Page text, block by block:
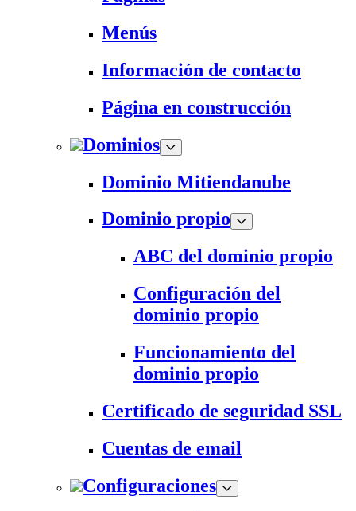
Menús
Información de contacto
Página en construcción
Dominios
Dominio Mitiendanube
Dominio propio
ABC del dominio propio
Configuración del
dominio propio
Funcionamiento del
dominio propio
Certificado de seguridad SSL
Cuentas de email
Configuraciones